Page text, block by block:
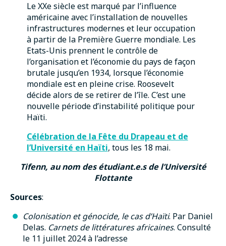
Le XXe siècle est marqué par l’influence
américaine avec l’installation de nouvelles
infrastructures modernes et leur occupation
à partir de la Première Guerre mondiale. Les
Etats-Unis prennent le contrôle de
l’organisation et l’économie du pays de façon
brutale jusqu’en 1934, lorsque l’économie
mondiale est en pleine crise. Roosevelt
décide alors de se retirer de l’île. C’est une
nouvelle période d’instabilité politique pour
Haïti.
Célébration de la Fête du Drapeau et de
l’Université en Haïti, tous les 18 mai.
Tifenn, au nom des étudiant.e.s de l’Université
Flottante
Sources:
Colonisation et génocide, le cas d’Haïti. Par Daniel
Delas. Carnets de littératures africaines. Consulté
le 11 juillet 2024 à l’adresse